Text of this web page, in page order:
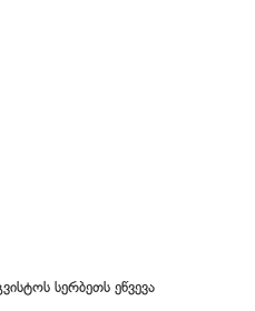
სერბეთს ეწვევა